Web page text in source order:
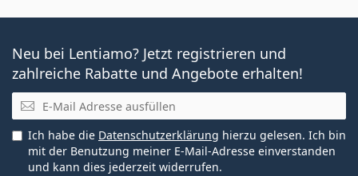
Neu bei Lentiamo? Jetzt registrieren und
zahlreiche Rabatte und Angebote erhalten!
E-Mail
Ich habe die Datenschutzerklärung hierzu gelesen. Ich bin
mit der Benutzung meiner E-Mail-Adresse einverstanden
und kann dies jederzeit widerrufen.